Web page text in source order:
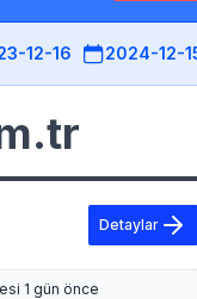
12-16 2024-12-
Detaylar
1 gün önce